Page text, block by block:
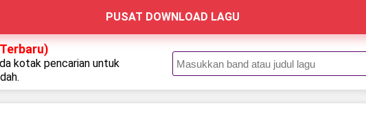
PUSAT DOWNLOAD LAGU
kotak pencarian untuk